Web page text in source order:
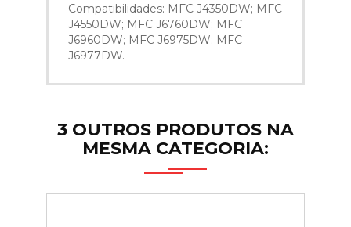
Compatibilidades: MFC J4350DW; MFC
J4550DW; MFC J6760DW; MFC
J6960DW; MFC J6975DW; MFC
J6977DW.
3 OUTROS PRODUTOS NA
MESMA CATEGORIA: